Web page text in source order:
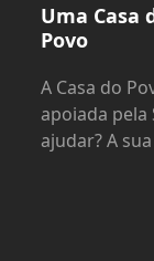
Uma Casa
Povo
A Casa do
apoiada pela
ajudar? A